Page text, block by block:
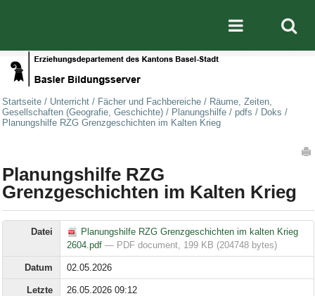
Mobile
Startseite / Unterricht / Fächer und Fachbereiche / Räume, Zeiten,
Gesellschaften (Geografie, Geschichte) / Planungshilfe / pdfs / Doks /
Planungshilfe RZG Grenzgeschichten im Kalten Krieg
Planungshilfe RZG
Grenzgeschichten im Kalten Krieg
Datei
Planungshilfe RZG Grenzgeschichten im kalten Krieg
2604.pdf— PDF document, 199 KB (204748 bytes)
Datum 02.05.2026
Letzte
26.05.2026 09:12